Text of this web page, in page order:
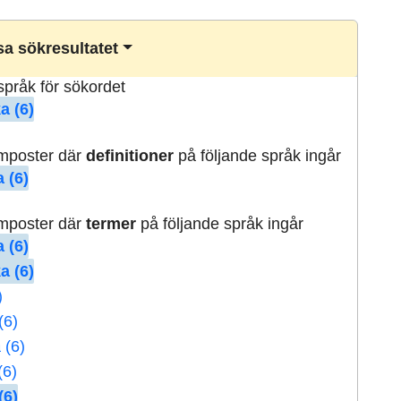
sökresultatet
för sökordet
(6)
därdefinitioner på följande språk ingår
(6)
därtermer på följande språk ingår
(6)
(6)
(6)